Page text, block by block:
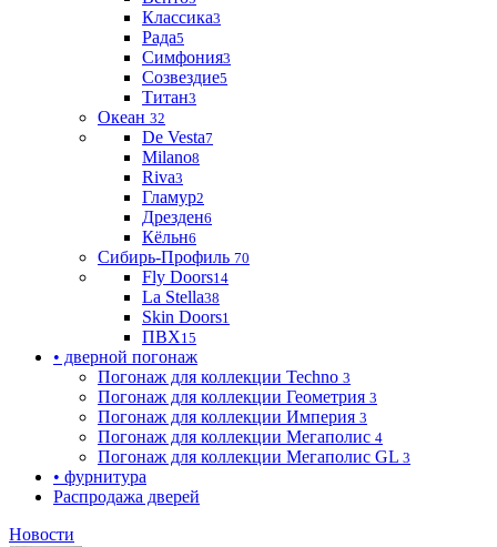
Классика3
Рада5
Симфония3
Созвездие5
Титан3
Океан 32
De Vesta7
Milano8
Riva3
Гламур2
Дрезден6
Кёльн6
Сибирь-Профиль 70
Fly Doors14
La Stella38
Skin Doors1
ПВХ15
• дверной погонаж
Погонаж для коллекции Techno 3
Погонаж для коллекции Геометрия 3
Погонаж для коллекции Империя 3
Погонаж для коллекции Мегаполис 4
Погонаж для коллекции Мегаполис GL 3
• фурнитура
Распродажа дверей
Новости